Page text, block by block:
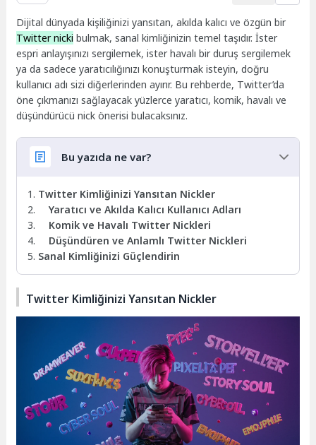
Dijital dünyada kişiliğinizi yansıtan, akılda kalıcı ve özgün bir
Twitter nicki bulmak, sanal kimliğinizin temel taşıdır. İster
espri anlayışınızı sergilemek, ister havalı bir duruş sergilemek
ya da sadece yaratıcılığınızı konuşturmak isteyin, doğru
kullanıcı adı sizi diğerlerinden ayırır. Bu rehberde, Twitter’da
öne çıkmanızı sağlayacak yüzlerce yaratıcı, komik, havalı ve
düşündürücü nick önerisi bulacaksınız.
Bu yazıda ne var?
Twitter Kimliğinizi Yansıtan Nickler
Yaratıcı ve Akılda Kalıcı Kullanıcı Adları
Komik ve Havalı Twitter Nickleri
Düşündüren ve Anlamlı Twitter Nickleri
Sanal Kimliğinizi Güçlendirin
Twitter Kimliğinizi Yansıtan Nickler